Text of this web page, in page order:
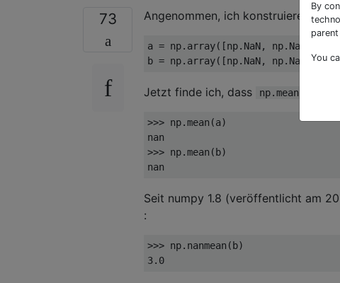
73 Angenommen, ich konstruiere zwei
a = np.array([np.NaN, np.NaN])
b = np.array([np.NaN, np.NaN, 3
Jetzt finde ich, dass np.mean
>>> np.mean(a)
>>> np.mean(b)
Seit numpy 1.8 (veröffentlicht am
:
>>>
3.0
By
You